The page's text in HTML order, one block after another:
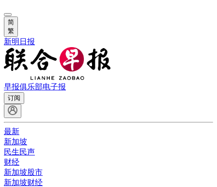
简
繁
新明日报
早报俱乐部电子报
订阅
最新
新加坡
民生民声
财经
新加坡股市
新加坡财经